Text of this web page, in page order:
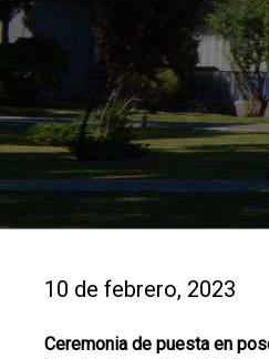
10 de febrero, 2023
Ceremonia de puesta en